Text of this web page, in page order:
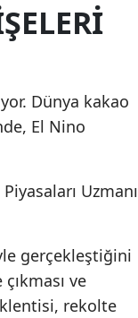
Dünya kakao
El Nino
Uzmanı
gerçekleştiğini
ve
rekolte